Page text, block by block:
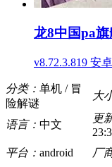
龙8中国pa
v8.72.3.819 安
分类： 单机 / 冒
险解谜
大
语言： 中文
更
平台： android 厂